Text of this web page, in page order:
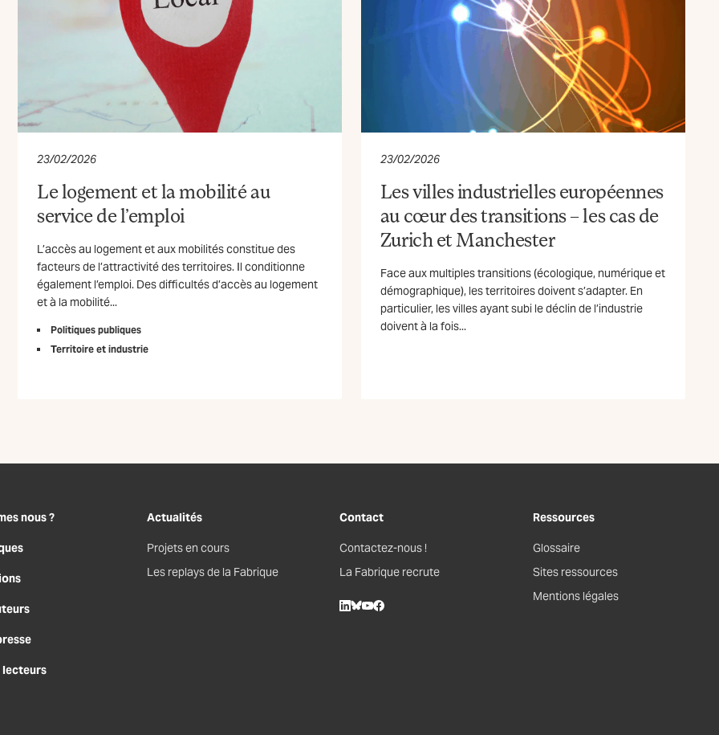
23/02/2026
Le logement et la mobilité au
service de l’emploi
L’accès au logement et aux mobilités constitue des
facteurs de l’attractivité des territoires. Il conditionne
également l’emploi. Des difficultés d’accès au logement
et à la mobilité...
Politiques publiques
Territoire et industrie
23/02/2026
Les villes industrielles européennes
au cœur des transitions – les cas de
Zurich et Manchester
Face aux multiples transitions (écologique, numérique et
démographique), les territoires doivent s’adapter. En
particulier, les villes ayant subi le déclin de l’industrie
doivent à la fois...
nous ?
lecteurs
Actualités
Projets en cours
Les replays de la Fabrique
Contact
Contactez-nous !
La Fabrique recrute
Ressources
Glossaire
Sites ressources
Mentions légales